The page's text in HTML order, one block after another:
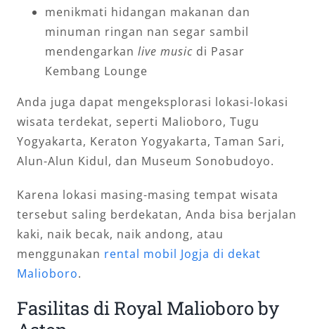
menikmati hidangan makanan dan
minuman ringan nan segar sambil
mendengarkan live musicdi Pasar
Kembang Lounge
Anda juga dapat mengeksplorasi lokasi-lokasi
wisata terdekat, seperti Malioboro, Tugu
Yogyakarta, Keraton Yogyakarta, Taman Sari,
Alun-Alun Kidul, dan Museum Sonobudoyo.
Karena lokasi masing-masing tempat wisata
tersebut saling berdekatan, Anda bisa berjalan
kaki, naik becak, naik andong, atau
menggunakan rental mobil Jogja di dekat
Malioboro.
Fasilitas di Royal Malioboro by